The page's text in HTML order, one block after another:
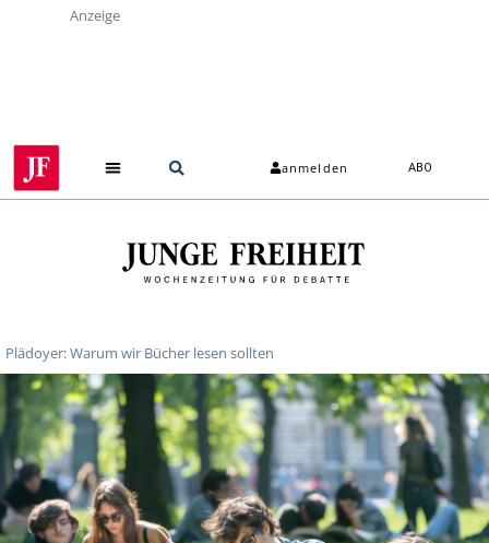
Anzeige
anmelden ABO
Plädoyer: Warum wir Bücher lesen sollten